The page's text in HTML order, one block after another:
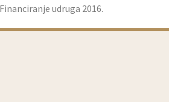
Financiranje udruga 2016.